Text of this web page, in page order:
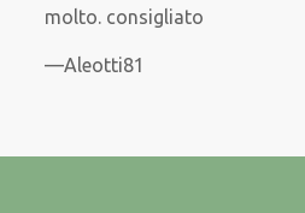
molto. consigliato
Aleotti81